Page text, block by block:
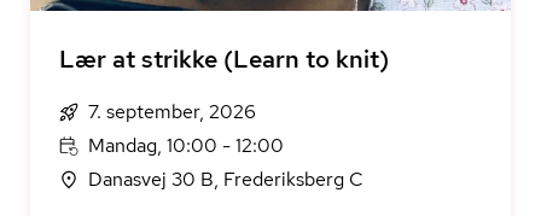
Lær at strikke (Learn to knit)
7. september, 2026
Mandag, 10:00 - 12:00
Danasvej 30 B, Frederiksberg C